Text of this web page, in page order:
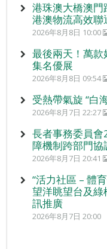
港珠澳大橋澳門
港澳物流高效聯
2026年8月8日 10:00
最後兩天！萬
集名優展
2026年8月8日 09:54
受熱帶氣旋 “白
2026年8月7日 22:27
長者事務委員
障機制跨部門
2026年8月7日 20:41
“活力社區 – 體
望洋眺望台及
訊推廣
2026年8月7日 20:00